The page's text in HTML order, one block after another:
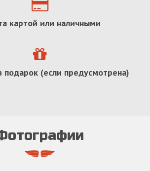
картой или наличными
(если предусмотрена)